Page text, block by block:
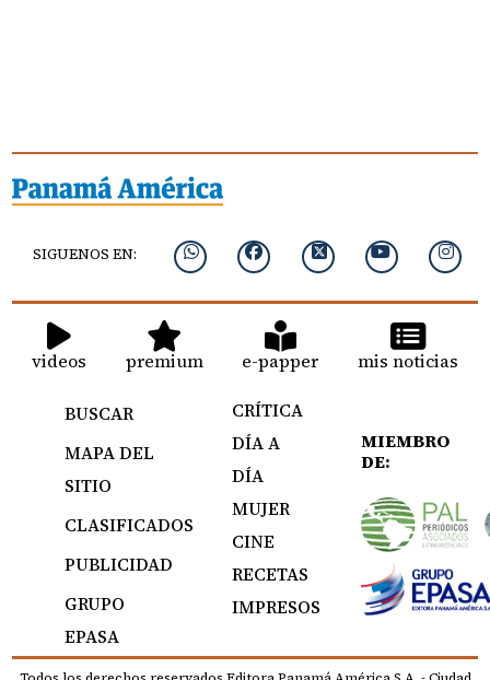
SIGUENOS EN:
videos premium e-papper mis noticias
BUSCAR
MAPA DEL
SITIO
CLASIFICADOS
PUBLICIDAD
GRUPO
EPASA
CRÍTICA
DÍA A
DÍA
MUJER
CINE
RECETAS
IMPRESOS
MIEMBRO
DE: